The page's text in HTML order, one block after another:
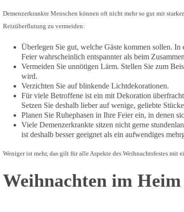
Demenzerkrankte Menschen können oft nicht mehr so gut mit
Reizüberflutung zu vermeiden:
Überlegen Sie gut, welche Gäste kommen sollen.
Feier wahrscheinlich entspannter als beim
Vermeiden Sie unnötigen Lärm. Stellen Sie zum
wird.
Verzichten Sie auf blinkende Lichtdekorationen.
Für viele Betroffene ist ein mit Dekoration
Setzen Sie deshalb lieber auf wenige, geliebte
Planen Sie Ruhephasen in Ihre Feier ein, in denen
Viele Demenzerkrankte sitzen nicht gerne
ist deshalb besser geeignet als ein aufwendiges
Weniger ist mehr, das gilt für alle Aspekte des Weihnachtsfestes mit
Weihnachten im Heim